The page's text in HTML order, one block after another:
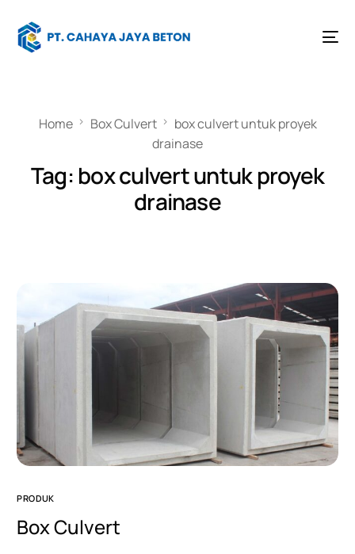
Home Box Culvert
box culvert untuk proyek
drainase
Tag: box culvert untuk proyek
drainase
PRODUK
Box Culvert